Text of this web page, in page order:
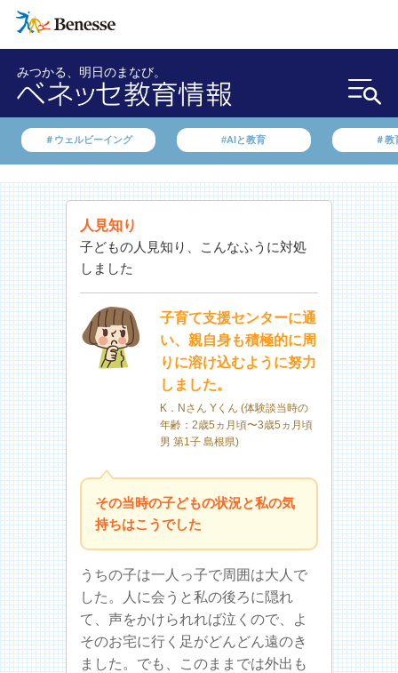
みつかる、明日のまなび。
＃ウェルビーイング #AIと教育 ＃教
人見知り
子どもの人見知り、こんなふうに対処
しました
子育て支援センターに通
い、親自身も積極的に周
りに溶け込むように努力
しました。
K．Nさん Yくん (体験談当時の
年齢：2歳5ヵ月頃〜3歳5ヵ月頃
男 第1子 島根県)
その当時の子どもの状況と私の気
持ちはこうでした
うちの子は一人っ子で周囲は大人で
した。人に会うと私の後ろに隠れ
て、声をかけられれば泣くので、よ
そのお宅に行く足がどんどん遠のき
ました。でも、このままでは外出も